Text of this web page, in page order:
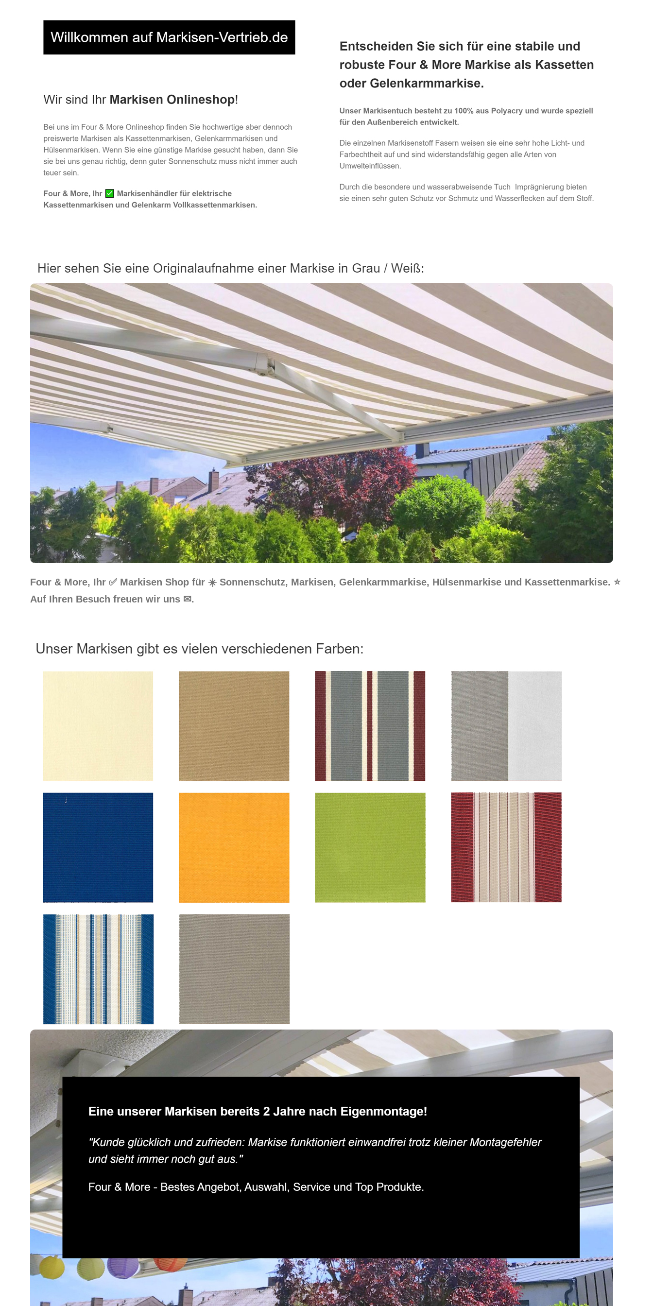
Four & More, Ihr ✅ Markisen Shop für ☀️ Sonnenschutz, Markisen, Gelenkarmmarkise, Hülsenmarkise und Kassettenmarkise. ⭐
Auf Ihren Besuch freuen wir uns ✉.